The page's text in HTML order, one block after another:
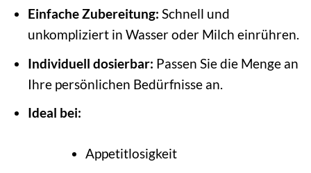
Einfache Zubereitung: Schnell und
unkompliziert in Wasser oder Milch einrühren.
Individuell dosierbar: Passen Sie die Menge an
Ihre persönlichen Bedürfnisse an.
Ideal bei:
Appetitlosigkeit